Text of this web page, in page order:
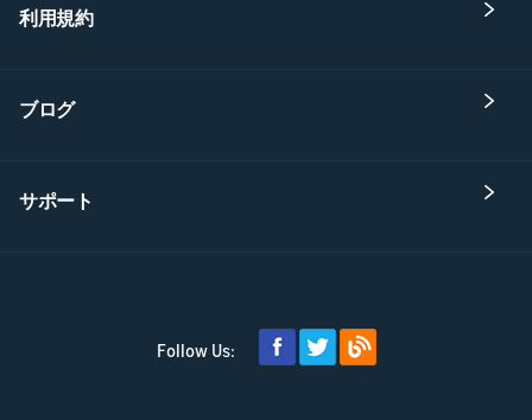
利用規約
ブログ
サポート
Follow Us: